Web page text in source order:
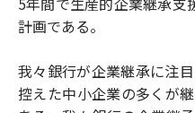
計画である。
我々銀行が企業継承に注
控えた中小企業の多くが